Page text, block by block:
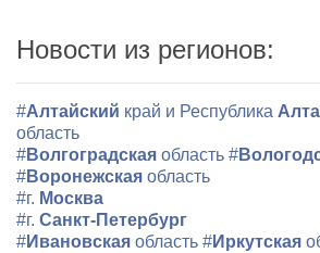
Новости из регионов:
#Алтайский край и Республика
область
#Волгоградская область #
#Воронежская область
#г. Москва
#г. Санкт-Петербург
#Ивановская область #Иркутская